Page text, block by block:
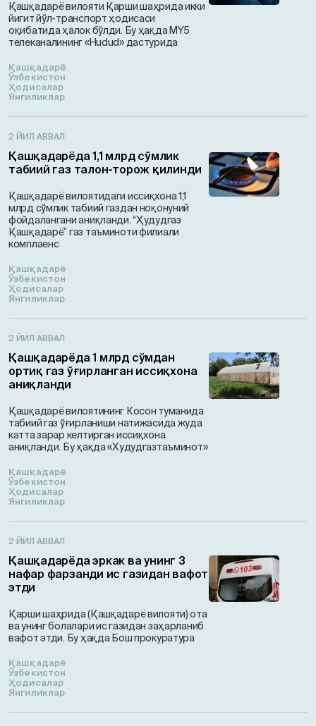
Қашқадарё вилояти Қарши шаҳрида икки
йигит йўл-транспорт ҳодисаси
оқибатида ҳалок бўлди. Бу ҳақда MY5
телеканалининг «Hudud» дастурида
Қашқадарё
Ўзбекистон
Ҳодисалар
Янгиликлар
2 ЙИЛ АВВАЛ
Қашқадарёда 1,1 млрд сўмлик
табиий газ талон-торож қилинди
Қашқадарё вилоятидаги иссиқхона 1,1
млрд сўмлик табиий газдан ноқонуний
фойдалангани аниқланди. “Ҳудудгаз
Қашқадарё” газ таъминоти филиали
комплаенс
Қашқадарё
Ўзбекистон
Ҳодисалар
Янгиликлар
2 ЙИЛ АВВАЛ
Қашқадарёда 1 млрд сўмдан
ортиқ газ ўғирланган иссиқхона
аниқланди
Қашқадарё вилоятининг Косон туманида
табиий газ ўғирланиши натижасида жуда
катта зарар келтирган иссиқхона
аниқланди. Бу ҳақда «Худудгазтаъминот»
Қашқадарё
Ўзбекистон
Ҳодисалар
Янгиликлар
2 ЙИЛ АВВАЛ
Қашқадарёда эркак ва унинг 3
нафар фарзанди ис газидан вафот
этди
Қарши шаҳрида (Қашқадарё вилояти) ота
ва унинг болалари ис газидан заҳарланиб
вафот этди. Бу ҳақда Бош прокуратура
Қашқадарё
Ўзбекистон
Ҳодисалар
Янгиликлар